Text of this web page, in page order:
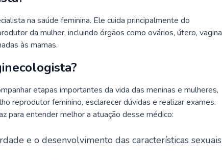
na saúde feminina. Ele cuida principalmente do
da mulher, incluindo órgãos como ovários, útero, vagina
às mamas.
etapas importantes da vida das meninas e mulheres,
reprodutor feminino, esclarecer dúvidas e realizar exames.
para entender melhor a atuação desse médico:
e o desenvolvimento das características sexuais